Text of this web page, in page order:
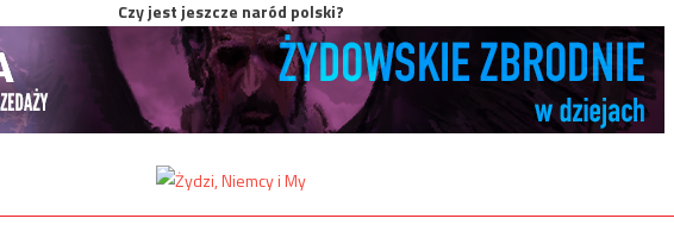
Czy jest jeszcze naród polski?